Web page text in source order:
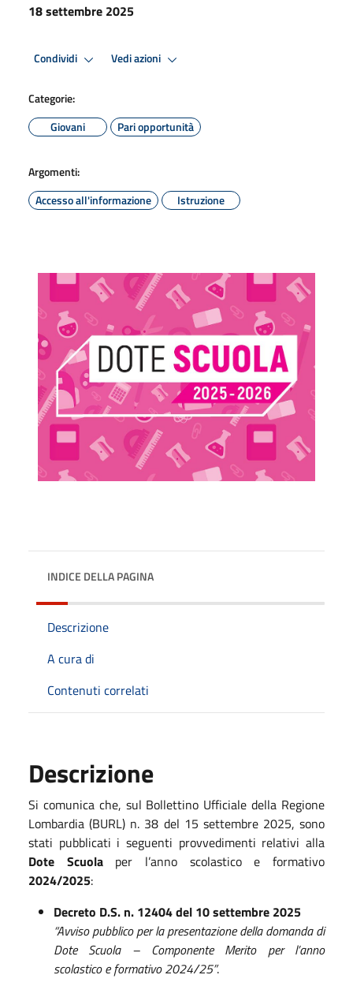
18 settembre 2025
Condividi Vedi azioni
Categorie:
Giovani
Pari opportunità
Argomenti:
Accesso all'informazione
Istruzione
INDICE DELLA PAGINA
Descrizione
A cura di
Contenuti correlati
Descrizione
Si comunica che, sul Bollettino Ufficiale della Regione
Lombardia (BURL) n. 38 del 15 settembre 2025, sono
stati pubblicati i seguenti provvedimenti relativi alla
Dote Scuolaper l’anno scolastico e formativo
2024/2025:
Decreto D.S. n. 12404 del 10 settembre 2025
“Avviso pubblico per la presentazione della domanda di
Dote Scuola – Componente Merito per l’anno
scolastico e formativo 2024/25”.